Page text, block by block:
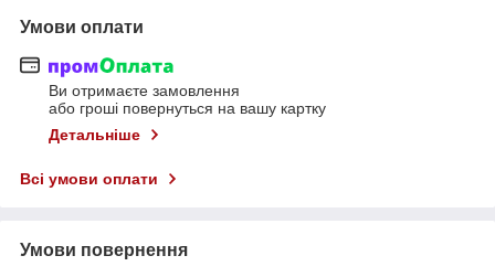
Умови оплати
Ви отримаєте замовлення
або гроші повернуться на вашу картку
Детальніше
Всі умови оплати
Умови повернення